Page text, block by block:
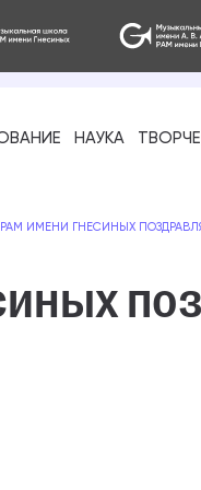
НАУКА
РАМ ИМЕНИ ГНЕСИНЫХ